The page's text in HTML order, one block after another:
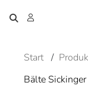
Start /
Bälte